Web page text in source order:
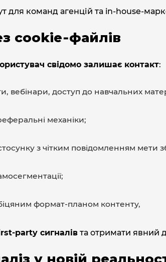
команд агенцій та
cookie‑файлів
свідомо залишає контакт:
вебінари, доступ до навчальних
механіки;
з чітким повідомленням мети
формат‑планом контенту,
сигналів та отримати явний